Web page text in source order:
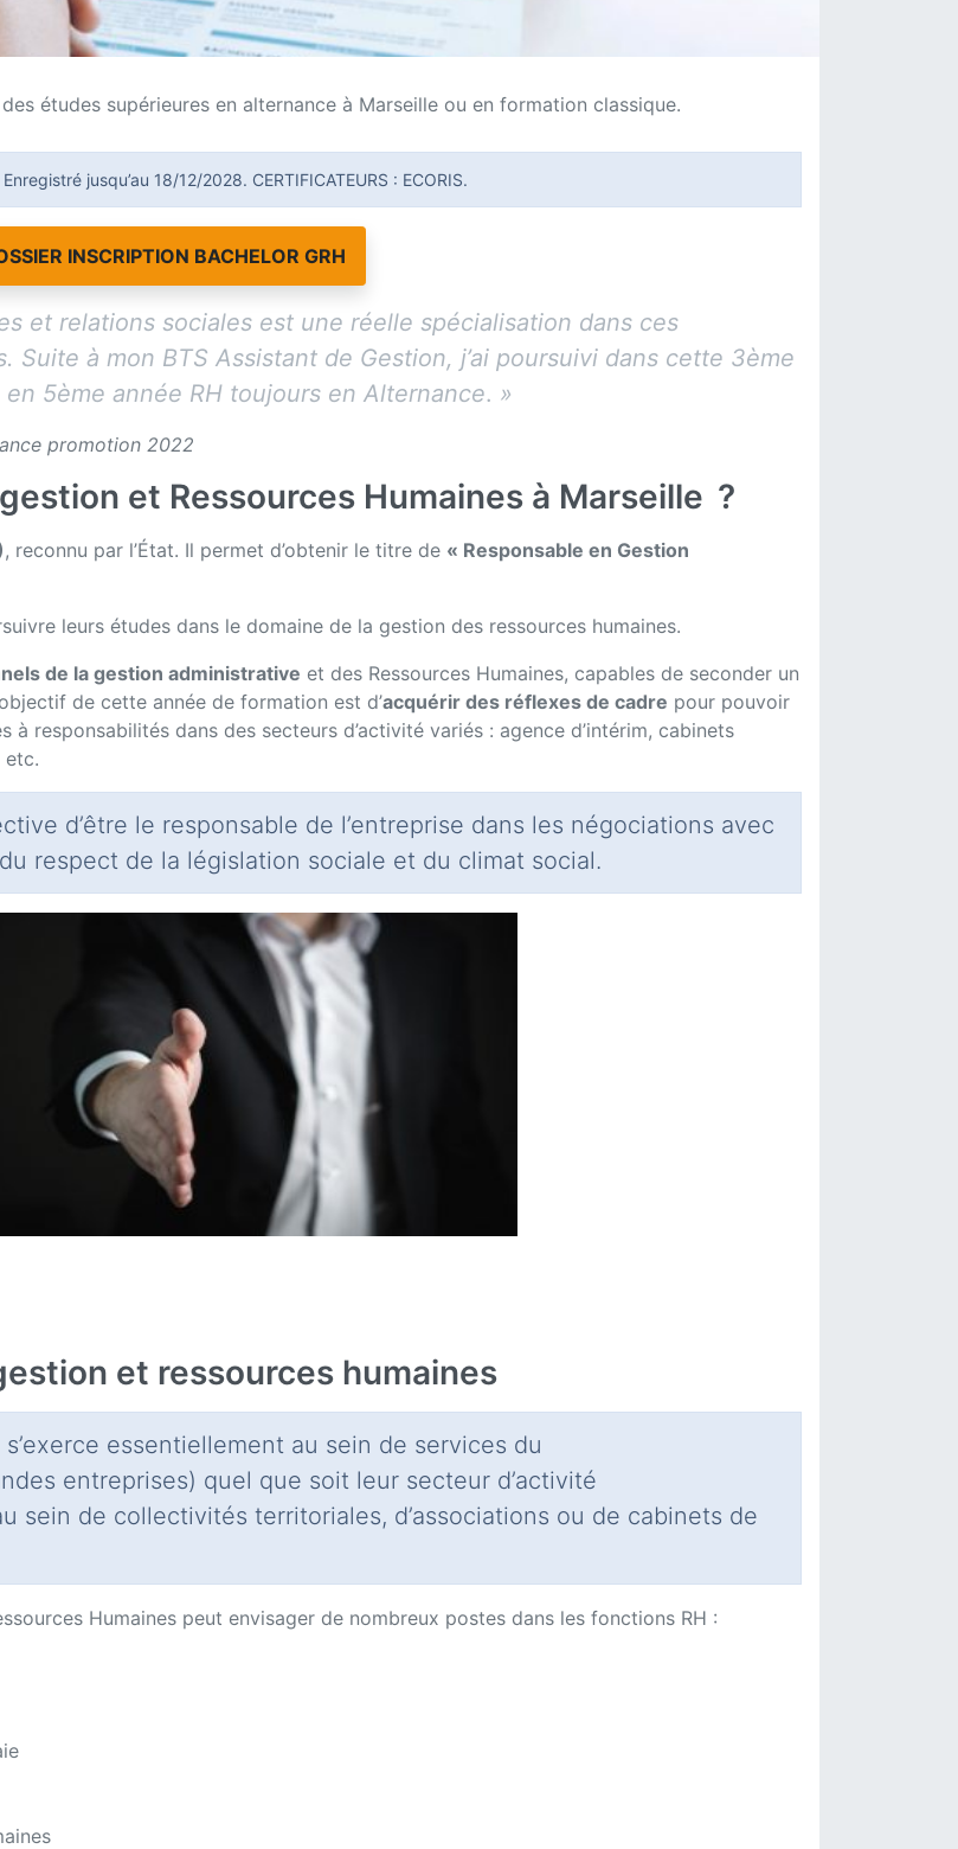
études supérieures en alternance à Marseille ou en formation classique.
jusqu’au 18/12/2028. CERTIFICATEURS : ECORIS.
INSCRIPTION BACHELOR GRH
et relations sociales est une réelle spécialisation dans ces
à mon BTS Assistant de Gestion, j’ai poursuivi dans cette 3ème
5ème année RH toujours en Alternance. »
promotion 2022
et Ressources Humaines à Marseille ?
, reconnu par l’État. Il permet d’obtenir le titre de « Responsable en Gestion
leurs études dans le domaine de la gestion des ressources humaines.
de la gestion administrative et des Ressources Humaines, capables de seconder un
de cette année de formation est d’acquérir des réflexes de cadre pour pouvoir
responsabilités dans des secteurs d’activité variés : agence d’intérim, cabinets
etc.
d’être le responsable de l’entreprise dans les négociations avec
respect de la législation sociale et du climat social.
et ressources humaines
s’exerce essentiellement au sein de services du
entreprises) quel que soit leur secteur d’activité
sein de collectivités territoriales, d’associations ou de cabinets de
Humaines peut envisager de nombreux postes dans les fonctions RH :